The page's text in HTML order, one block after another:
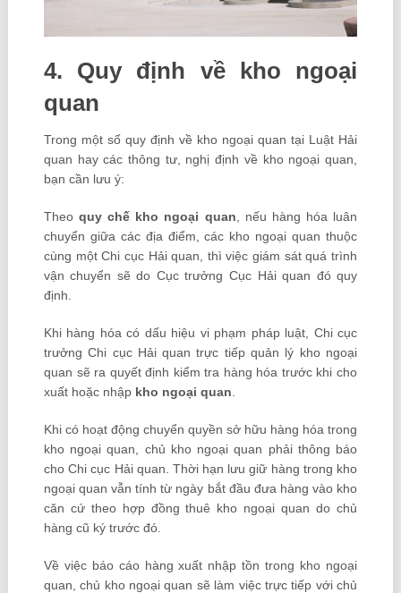
4. Quy định về kho ngoại
quan
Trong một số quy định về kho ngoại quan tại Luật Hải
quan hay các thông tư, nghị định về kho ngoại quan,
bạn cần lưu ý:
Theoquy chế kho ngoại quan , nếu hàng hóa luân
chuyển giữa các địa điểm, các kho ngoại quan thuộc
cùng một Chi cục Hải quan, thì việc giám sát quá trình
vận chuyển sẽ do Cục trưởng Cục Hải quan đó quy
định.
Khi hàng hóa có dấu hiệu vi phạm pháp luật, Chi cục
trưởng Chi cục Hải quan trực tiếp quản lý kho ngoại
quan sẽ ra quyết định kiểm tra hàng hóa trước khi cho
xuất hoặc nhập kho ngoại quan
Khi có hoạt động chuyển quyền sở hữu hàng hóa trong
kho ngoại quan, chủ kho ngoại quan phải thông báo
cho Chi cục Hải quan. Thời hạn lưu giữ hàng trong kho
ngoại quan vẫn tính từ ngày bắt đầu đưa hàng vào kho
căn cứ theo hợp đồng thuê kho ngoại quan do chủ
hàng cũ ký trước đó.
Về việc báo cáo hàng xuất nhập tồn trong kho ngoại
quan, chủ kho ngoại quan sẽ làm việc trực tiếp với chủ